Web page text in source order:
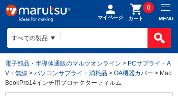
マイページ カート
0
MENU
電子部品・半導体通販のマルツオンライン > PCサプライ・A
V・無線 > パソコンサプライ・消耗品 > OA機器カバー > Mac
BookPro14インチ用プロテクターフィルム